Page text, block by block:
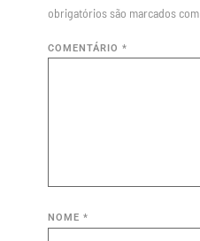
obrigatórios são marcados com
COMENTÁRIO *
NOME *